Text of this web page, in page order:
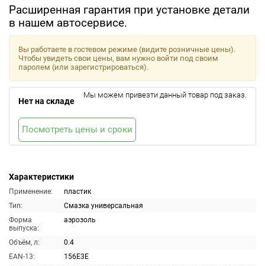
Расширенная гарантия при установке детали
в нашем автосервисе.
Характеристики
Применение:
пластик
Тип:
Смазка универсальная
Форма
выпуска:
аэрозоль
Объём, л:
0.4
EAN-13:
156E3E
Вы работаете в гостевом режиме (видите розничные цены).
Чтобы увидеть свои цены, вам нужно войти под своим
паролем (или зарегистрироваться).
Нет на складе
Мы можем привезти данный товар под заказ.
Посмотреть цены и сроки